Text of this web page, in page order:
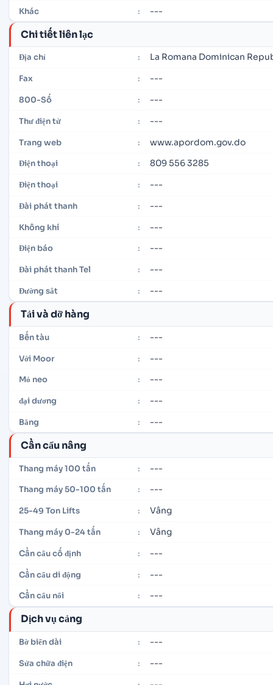
Khác : ---
Chi tiết liên lạc
Địa chỉ : La Romana Dominican
Fax : ---
800-Số : ---
Thư điện tử : ---
Trang web : www.apordom.gov.do
Điện thoại : 809 556 3285
Điện thoại : ---
Đài phát thanh : ---
Không khí : ---
Điện báo : ---
Đài phát thanh Tel : ---
Đường sắt : ---
Tải và dỡ hàng
Bến tàu : ---
Với Moor : ---
Mỏ neo : ---
đại dương : ---
Băng : ---
Cần cẩu nâng
Thang máy 100 tấn : ---
Thang máy 50-100 tấn : ---
25-49 Ton Lifts : Vâng
Thang máy 0-24 tấn : Vâng
Cần cẩu cố định : ---
Cần cẩu di động : ---
Cần cẩu nổi : ---
Dịch vụ cảng
Bờ biển dài : ---
Sửa chữa điện : ---